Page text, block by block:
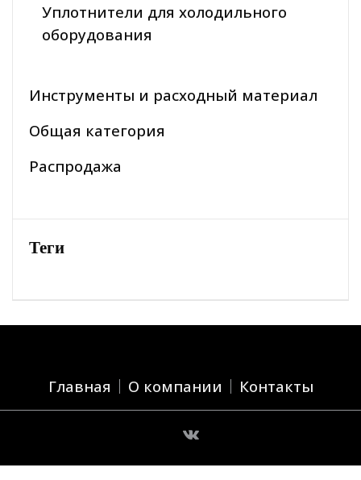
Уплотнители для холодильного
оборудования
Инструменты и расходный материал
Общая категория
Распродажа
Теги
Главная О компании Контакты